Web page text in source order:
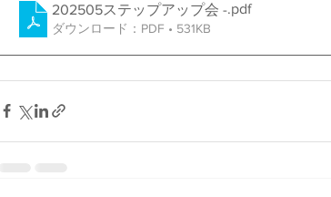
202505ステップアップ会 -.pdf
ダウンロード：PDF • 531KB